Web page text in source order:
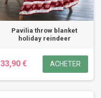
Pavilia throw blanket
holiday reindeer
33,90 € ACHETER